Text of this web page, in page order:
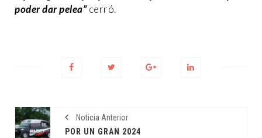
poder dar pelea” cerró.
Noticia Anterior
POR UN GRAN 2024